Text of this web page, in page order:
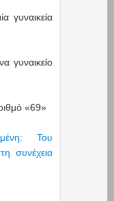
γυναικεία
γυναικείο
«69»
Του
συνέχεια